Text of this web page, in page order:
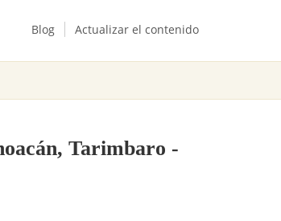
Blog Actualizar el contenido
Tarimbaro -